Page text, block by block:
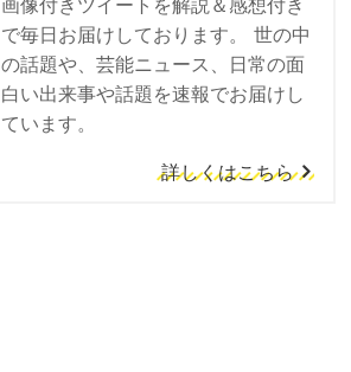
画像付きツイートを解説＆感想付き
で毎日お届けしております。 世の中
の話題や、芸能ニュース、日常の面
白い出来事や話題を速報でお届けし
ています。
詳しくはこちら